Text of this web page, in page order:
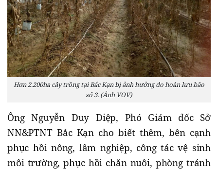
Hơn 2.200ha cây trồng tại Bắc Kạn bị ảnh hưởng do hoàn lưu bão
số 3. (Ảnh VOV)
Ông Nguyễn Duy Diệp, Phó Giám đốc Sở
NN&PTNT Bắc Kạn cho biết thêm, bên cạnh
phục hồi nông, lâm nghiệp, công tác vệ sinh
môi trường, phục hồi chăn nuôi, phòng tránh